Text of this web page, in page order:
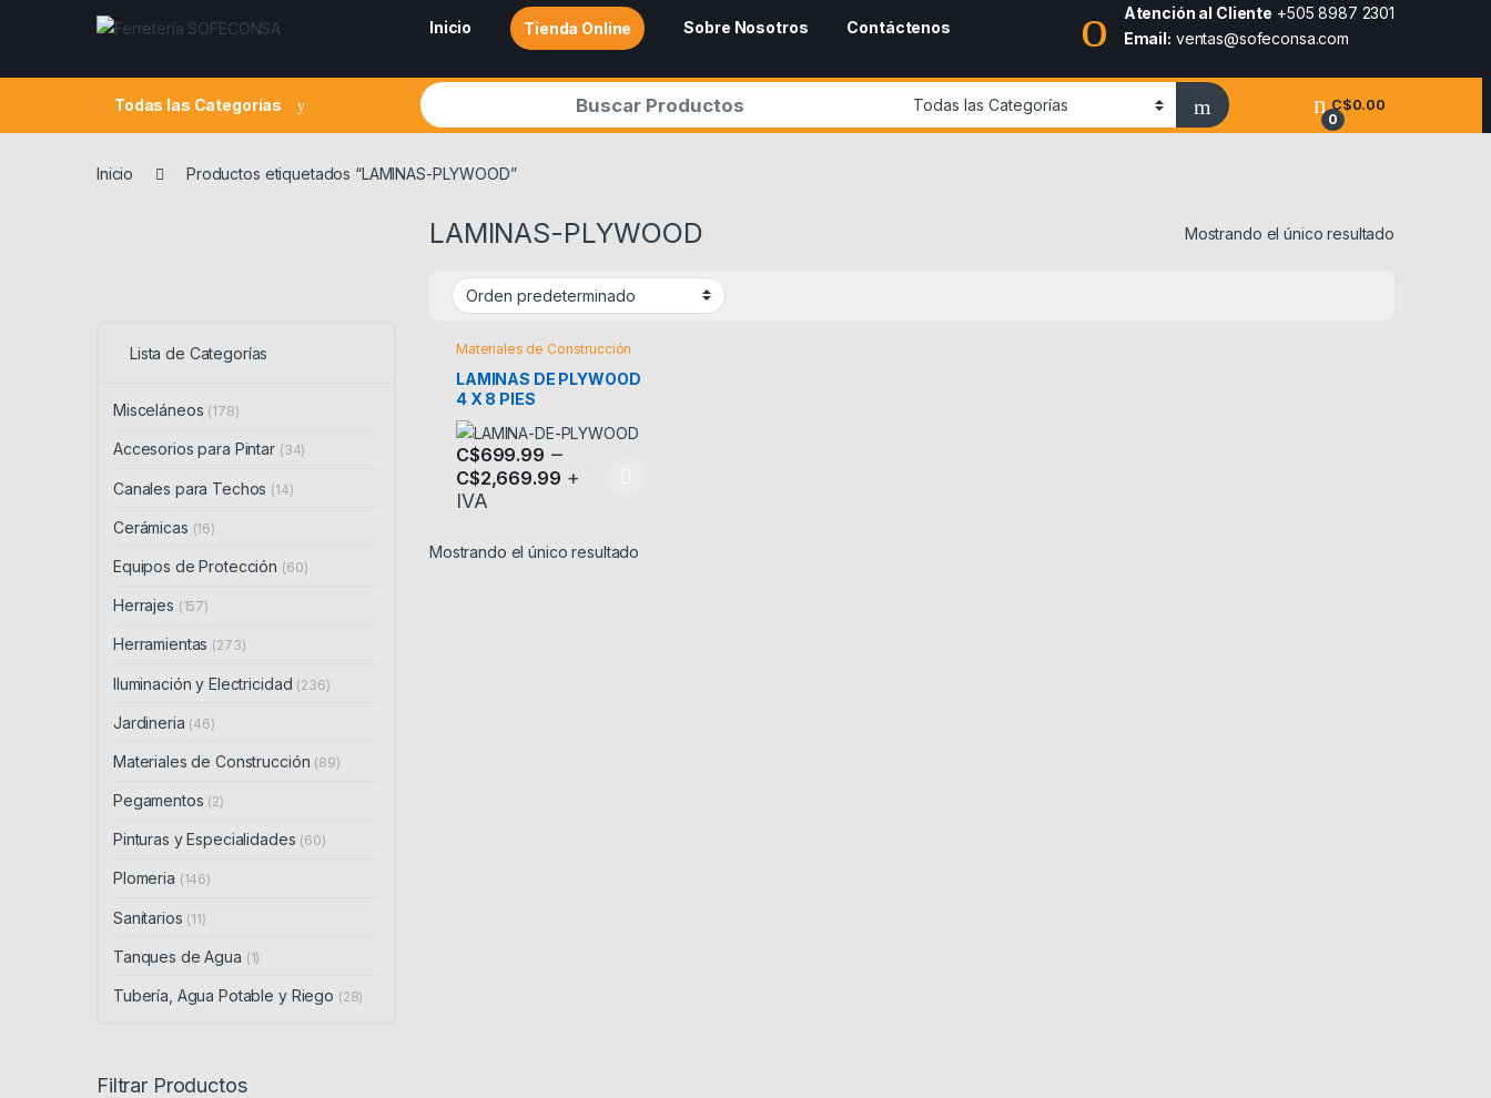
Skip to navigation
Skip to content
Inicio
Tienda Online Sobre Nosotros Contáctenos
Atención al Cliente +505 8987 2301
Email: ventas@sofeconsa.com
Todas las Categorías
Search for:
0
C$0.00
Inicio Productos etiquetados “LAMINAS-PLYWOOD”
LAMINAS-PLYWOOD Mostrando el único resultado
Materiales de Construcción
LAMINAS DE PLYWOOD
4 X 8 PIES
C$699.99 –
C$2,669.99 +
IVA
Este producto tiene múltiples variantes. Las opciones se pueden elegir en la página de producto
Mostrando el único resultado
Lista de Categorías
Misceláneos (178)
Accesorios para Pintar (34)
Canales para Techos (14)
Cerámicas (16)
Equipos de Protección (60)
Herrajes (157)
Herramientas (273)
Iluminación y Electricidad (236)
Jardineria (46)
Materiales de Construcción (89)
Pegamentos (2)
Pinturas y Especialidades (60)
Plomeria (146)
Sanitarios (11)
Tanques de Agua (1)
Tubería, Agua Potable y Riego (28)
Filtrar Productos